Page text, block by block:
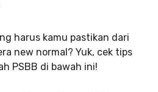
harus kamu pastikan dari
new normal? Yuk, cek tips
PSBB di bawah ini!